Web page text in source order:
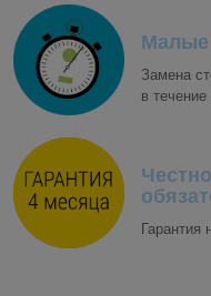
Малые
Замена
в
Гарантия